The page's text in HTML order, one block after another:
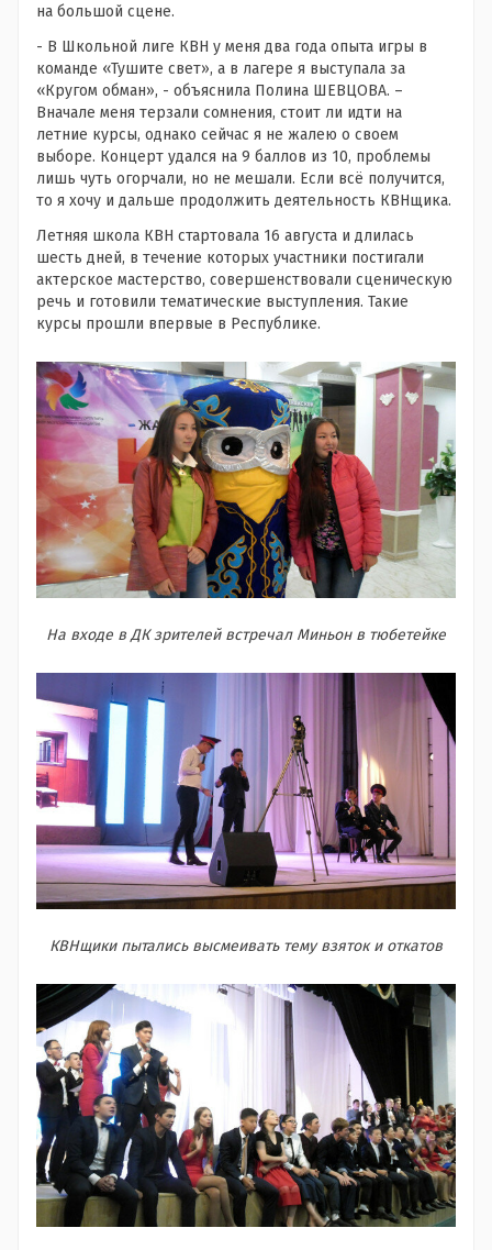
на большой сцене.
- В Школьной лиге КВН у меня два года опыта игры в
команде «Тушите свет», а в лагере я выступала за
«Кругом обман», - объяснила Полина ШЕВЦОВА. –
Вначале меня терзали сомнения, стоит ли идти на
летние курсы, однако сейчас я не жалею о своем
выборе. Концерт удался на 9 баллов из 10, проблемы
лишь чуть огорчали, но не мешали. Если всё получится,
то я хочу и дальше продолжить деятельность КВНщика.
Летняя школа КВН стартовала 16 августа и длилась
шесть дней, в течение которых участники постигали
актерское мастерство, совершенствовали сценическую
речь и готовили тематические выступления. Такие
курсы прошли впервые в Республике.
На входе в ДК зрителей встречал Миньон в тюбетейке
КВНщики пытались высмеивать тему взяток и откатов